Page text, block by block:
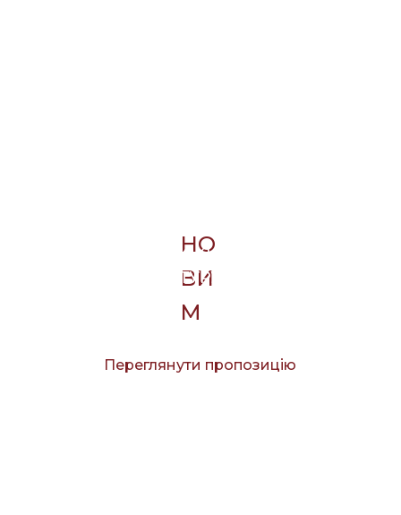
ПОДАРУВАТИ КИЄВУ
МІНІСКУЛЬПТУРУ?
НО
ВИ
М
Переглянути пропозицію